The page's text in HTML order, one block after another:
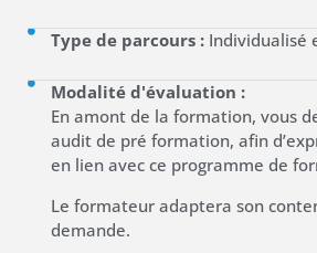
Type de parcours : Individualisé
Modalité d'évaluation :
En amont de la formation, vous
audit de pré formation, afin
en lien avec ce programme de
Le formateur adaptera son
demande.